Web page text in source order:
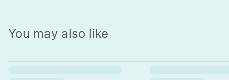
You may also like